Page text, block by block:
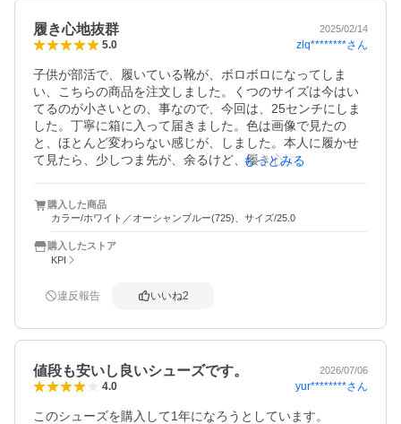
履き心地抜群 2025/02/14
5.0 zlq********さん
子供が部活で、履いている靴が、ボロボロになってしま
い、こちらの商品を注文しました。くつのサイズは今はい
てるのが小さいとの、事なので、今回は、25センチにしま
した。丁寧に箱に入って届きました。色は画像で見たの
と、ほとんど変わらない感じが、しました。本人に履かせ
て見たら、少しつま先が、余るけど、履き心地は、大丈夫
するものですが、今のシューズはみなお高くて、、、。こ
の商品はお値段がお手ごろなのが、良かったです。良い買
い物が、出来て、大変満足しています。
もっとみる
購入した商品
カラー/ホワイト／オーシャンブルー(725)、サイズ/25.0
購入したストア
KPI
違反報告 いいね2
値段も安いし良いシューズです。 2026/07/06
4.0 yur********さん
このシューズを購入して1年になろうとしています。